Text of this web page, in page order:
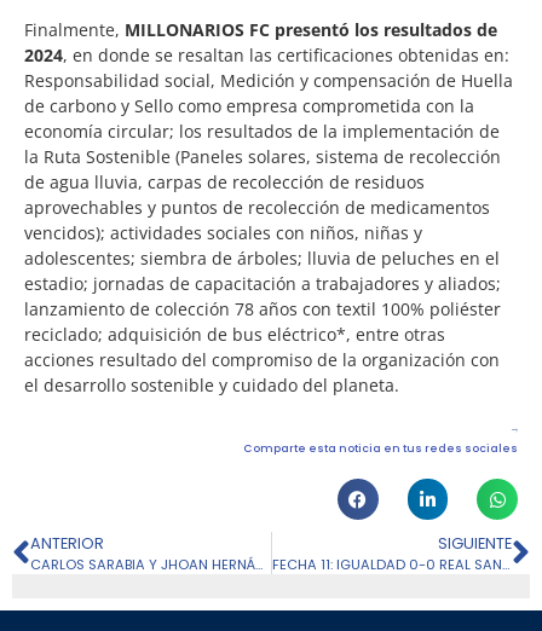
Finalmente, MILLONARIOS FC presentó los resultados de
2024, en donde se resaltan las certificaciones obtenidas en:
Responsabilidad social, Medición y compensación de Huella
de carbono y Sello como empresa comprometida con la
economía circular; los resultados de la implementación de
la Ruta Sostenible (Paneles solares, sistema de recolección
de agua lluvia, carpas de recolección de residuos
aprovechables y puntos de recolección de medicamentos
vencidos); actividades sociales con niños, niñas y
adolescentes; siembra de árboles; lluvia de peluches en el
estadio; jornadas de capacitación a trabajadores y aliados;
lanzamiento de colección 78 años con textil 100% poliéster
reciclado; adquisición de bus eléctrico*, entre otras
acciones resultado del compromiso de la organización con
el desarrollo sostenible y cuidado del planeta.
Comparte esta noticia en tus redes sociales
ANTERIOR
CARLOS SARABIA Y JHOAN HERNÁNDEZ, CONVOCADOS A LA SELECCIÓN COLOMBIA
SIGUIENTE
FECHA 11: IGUALDAD 0-0 REAL SANTANDER VS. MILLONARIOS